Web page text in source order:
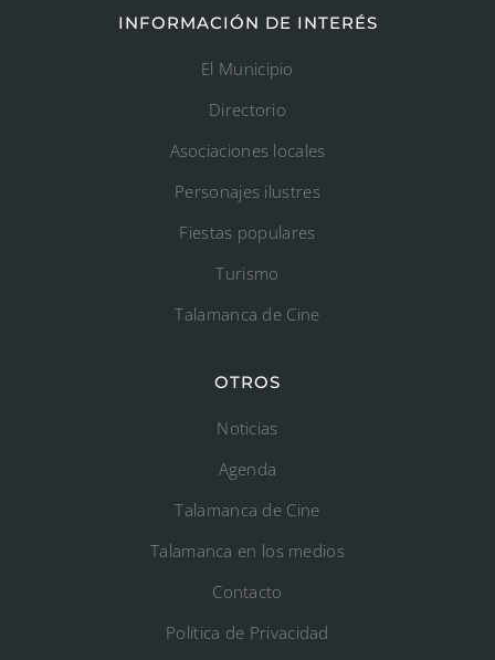
INFORMACIÓN DE INTERÉS
El Municipio
Directorio
Asociaciones locales
Personajes ilustres
Fiestas populares
Turismo
Talamanca de Cine
OTROS
Noticias
Agenda
Talamanca de Cine
Talamanca en los medios
Contacto
Política de Privacidad